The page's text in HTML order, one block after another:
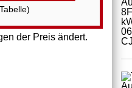
der Preis ändert.